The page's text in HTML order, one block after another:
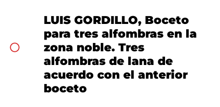
LUIS GORDILLO, Boceto
para tres alfombras en la
zona noble. Tres
alfombras de lana de
acuerdo con el anterior
boceto